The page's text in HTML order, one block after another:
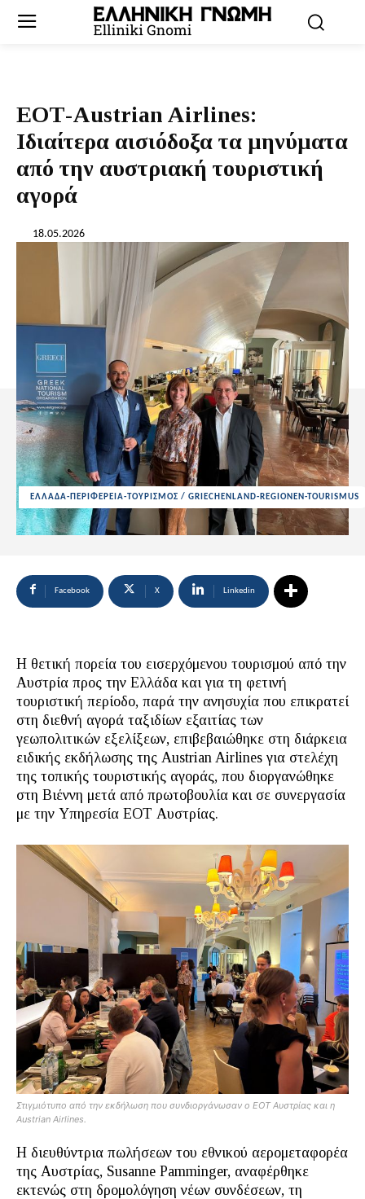
ΕΟΤ-Austrian Airlines:
Ιδιαίτερα αισιόδοξα τα μηνύματα
από την αυστριακή τουριστική
αγορά
18.05.2026
ΕΛΛΑΔΑ-ΠΕΡΙΦΕΡΕΙΑ-ΤΟΥΡΙΣΜΟΣ / GRIECHENLAND-REGIONEN-TOURISMUS
Facebook X Linkedin
Η θετική πορεία του εισερχόμενου τουρισμού από την
Αυστρία προς την Ελλάδα και για τη φετινή
τουριστική περίοδο, παρά την ανησυχία που επικρατεί
στη διεθνή αγορά ταξιδίων εξαιτίας των
γεωπολιτικών εξελίξεων, επιβεβαιώθηκε στη διάρκεια
ειδικής εκδήλωσης της Austrian Airlines για στελέχη
της τοπικής τουριστικής αγοράς, που διοργανώθηκε
στη Βιέννη μετά από πρωτοβουλία και σε συνεργασία
με την Υπηρεσία ΕΟΤ Αυστρίας.
Στιγμιότυπο από την εκδήλωση που συνδιοργάνωσαν ο ΕΟΤ Αυστρίας και η
Austrian Airlines.
Η διευθύντρια πωλήσεων τoυ εθνικού αερομεταφορέα
της Αυστρίας, Susanne Pamminger, αναφέρθηκε
εκτενώς στη δρομολόγηση νέων συνδέσεων, τη